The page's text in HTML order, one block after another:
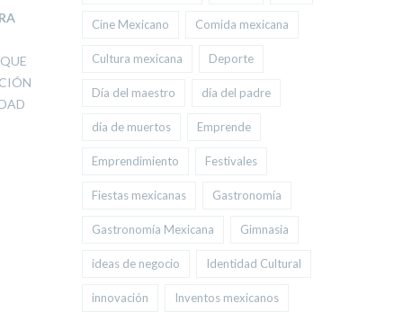
Cine Mexicano Comida mexicana
Cultura mexicana Deporte
Día del maestro día del padre
día de muertos Emprende
Emprendimiento Festivales
Fiestas mexicanas Gastronomía
Gastronomía Mexicana Gimnasia
ideas de negocio Identidad Cultural
innovación Inventos mexicanos